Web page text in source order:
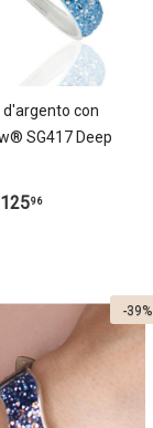
d'argento con
SG417 Deep
12596
-39%